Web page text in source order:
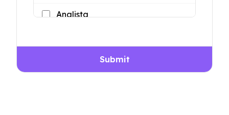
Analista
Submit